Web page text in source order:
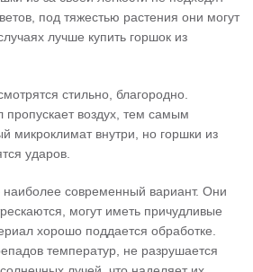
под тяжестью растения они могут
лучше купить горшок из
стильно, благородно.
воздух, тем самым
микроклимат внутри, но горшки из
ударов.
современный вариант. Они
могут иметь причудливые
хорошо поддается обработке.
температур, не разрушается